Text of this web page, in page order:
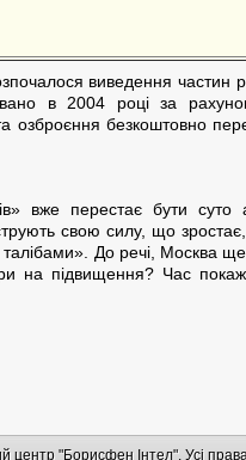
виведення частин
в 2004 році за
та озброєння безкоштовно
вже перестає бути суто
свою силу, що зростає,
До речі, Москва ще
на підвищення? Час
центр "Борисфен Інтел". Усі